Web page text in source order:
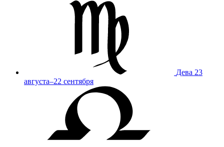
Дева 23
августа–22 сентября